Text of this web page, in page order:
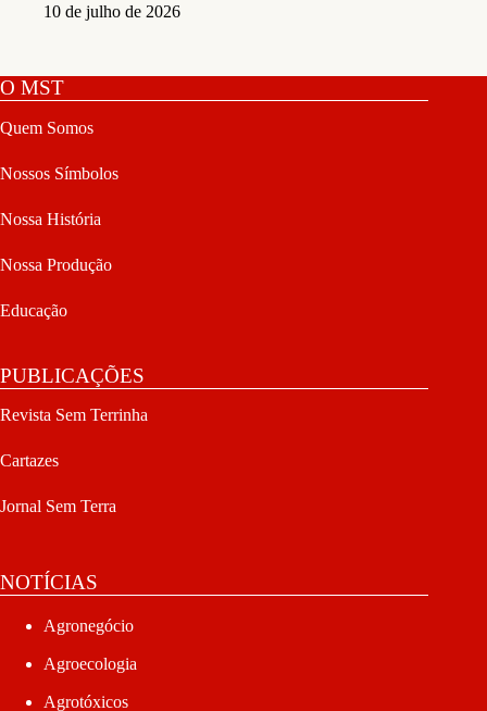
10 de julho de 2026
O MST
Quem Somos
Nossos Símbolos
Nossa História
Nossa Produção
Educação
PUBLICAÇÕES
Revista Sem Terrinha
Cartazes
Jornal Sem Terra
NOTÍCIAS
Agronegócio
Agroecologia
Agrotóxicos